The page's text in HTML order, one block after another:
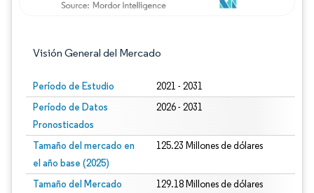
Visión General del Mercado
Período de Estudio 2021 - 2031
Período de Datos
Pronosticados
2026 - 2031
Tamaño del mercado en
el año base (2025)
125.23 Millones de dólares
Tamaño del Mercado
129.18 Millones de dólares